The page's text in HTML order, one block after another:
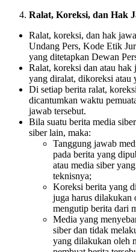
Ralat, Koreksi, dan Hak
Ralat, koreksi, dan hak
Undang Pers, Kode Etik
yang ditetapkan Dewan
Ralat, koreksi dan atau
yang diralat, dikoreksi atau
Di setiap berita ralat,
dicantumkan waktu
jawab tersebut.
Bila suatu berita media
siber lain, maka:
Tanggung jawab
pada berita yang
atau media siber
teknisnya;
Koreksi berita yang
juga harus dilakukan
mengutip berita dari
Media yang
siber dan tidak
yang dilakukan oleh